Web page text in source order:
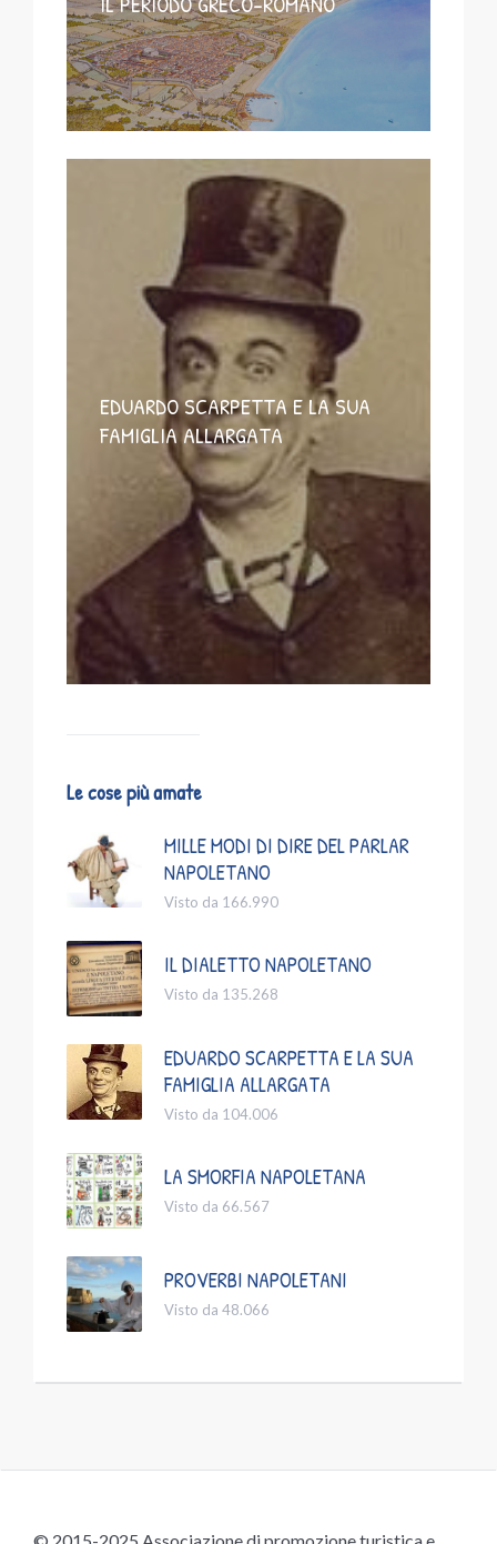
EDUARDO SCARPETTA E LA SUA
FAMIGLIA ALLARGATA
Le cose più amate
MILLE MODI DI DIRE DEL PARLAR
NAPOLETANO
Visto da 166.990
IL DIALETTO NAPOLETANO
Visto da 135.268
EDUARDO SCARPETTA E LA SUA
FAMIGLIA ALLARGATA
Visto da 104.006
LA SMORFIA NAPOLETANA
Visto da 66.567
PROVERBI NAPOLETANI
Visto da 48.066